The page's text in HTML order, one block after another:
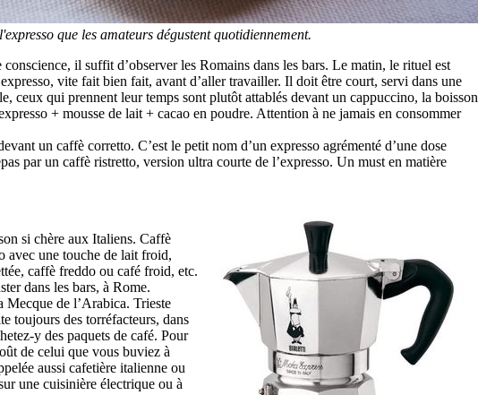
que les amateurs dégustent quotidiennement.
il suffit d’observer les Romains dans les bars. Le matin, le rituel est
vite fait bien fait, avant d’aller travailler. Il doit être court, servi dans une
ceux qui prennent leur temps sont plutôt attablés devant un cappuccino, la boisson
+ mousse de lait + cacao en poudre. Attention à ne jamais en consommer
un caffè corretto. C’est le petit nom d’un expresso agrémenté d’une dose
par un caffè ristretto, version ultra courte de l’expresso. Un must en matière
si chère aux Italiens. Caffè
avec une touche de lait froid,
caffè freddo ou café froid, etc.
dans les bars, à Rome.
Mecque de l’Arabica. Trieste
toujours des torréfacteurs, dans
y des paquets de café. Pour
de celui que vous buviez à
aussi cafetière italienne ou
une cuisinière électrique ou à